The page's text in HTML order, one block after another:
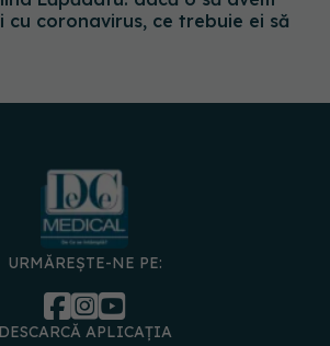
cu coronavirus, ce trebuie ei să
URMĂREȘTE-NE PE:
DESCARCĂ APLICAȚIA